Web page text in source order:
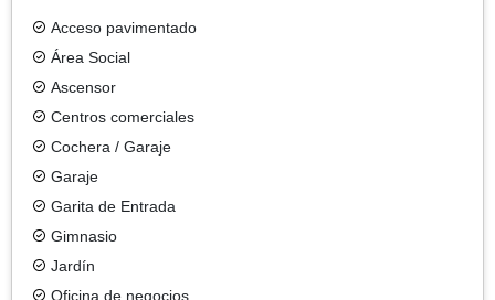
Acceso pavimentado
Área Social
Ascensor
Centros comerciales
Cochera / Garaje
Garaje
Garita de Entrada
Gimnasio
Jardín
Oficina de negocios